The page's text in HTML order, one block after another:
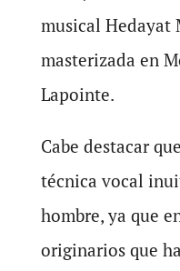
musical Hedayat
masterizada en
Lapointe.
Cabe destacar
técnica vocal
hombre, ya que
originarios que